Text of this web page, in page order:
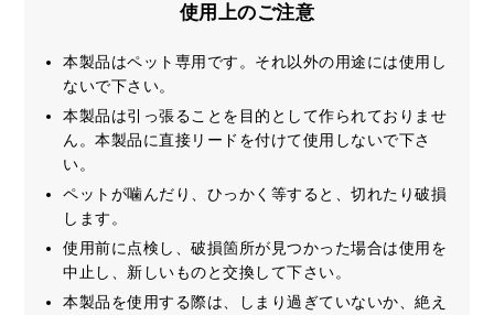
使用上のご注意
本製品はペット専用です。それ以外の用途には使用し
ないで下さい。
本製品は引っ張ることを目的として作られておりませ
ん。本製品に直接リードを付けて使用しないで下さ
い。
ペットが噛んだり、ひっかく等すると、切れたり破損
します。
使用前に点検し、破損箇所が見つかった場合は使用を
中止し、新しいものと交換して下さい。
本製品を使用する際は、しまり過ぎていないか、絶え